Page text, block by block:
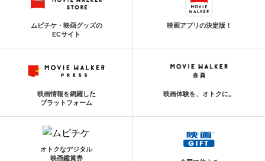
ムビチケ・映画グッズの
ECサイト
映画アプリの決定版！
映画情報を網羅した
プラットフォーム
映画体験を、オトクに。
オトクなデジタル
映画鑑賞券